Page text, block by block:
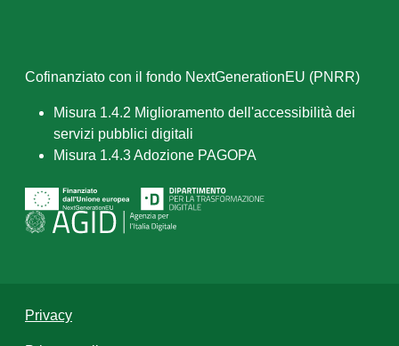
Cofinanziato con il fondo NextGenerationEU (PNRR)
Misura 1.4.2 Miglioramento dell'accessibilità dei
servizi pubblici digitali
Misura 1.4.3 Adozione PAGOPA
Privacy